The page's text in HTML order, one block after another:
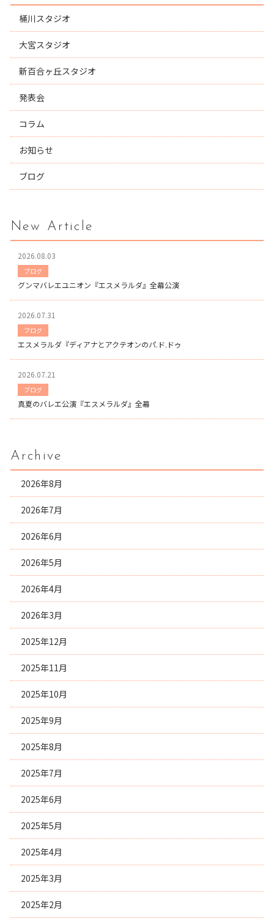
桶川スタジオ
大宮スタジオ
新百合ヶ丘スタジオ
発表会
コラム
お知らせ
ブログ
New Article
2026.08.03
ブログ
グンマバレエユニオン『エスメラルダ』全幕公演
2026.07.31
ブログ
エスメラルダ『ディアナとアクテオンのパ.ド.ドゥ
2026.07.21
ブログ
真夏のバレエ公演『エスメラルダ』全幕
Archive
2026年8月
2026年7月
2026年6月
2026年5月
2026年4月
2026年3月
2025年12月
2025年11月
2025年10月
2025年9月
2025年8月
2025年7月
2025年6月
2025年5月
2025年4月
2025年3月
2025年2月